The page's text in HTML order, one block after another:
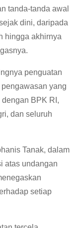
tanda-tanda awal
dini, daripada
hingga akhirnya
penguatan
yang
BPK RI,
dan seluruh
Tanak, dalam
atas undangan
setiap